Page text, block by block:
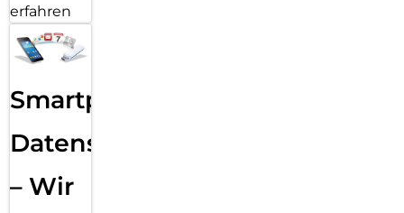
erfahren
Smartphone
Datensicherung
– Wir